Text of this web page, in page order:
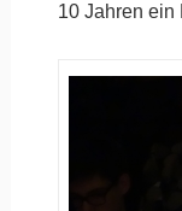
10 Jahren ein